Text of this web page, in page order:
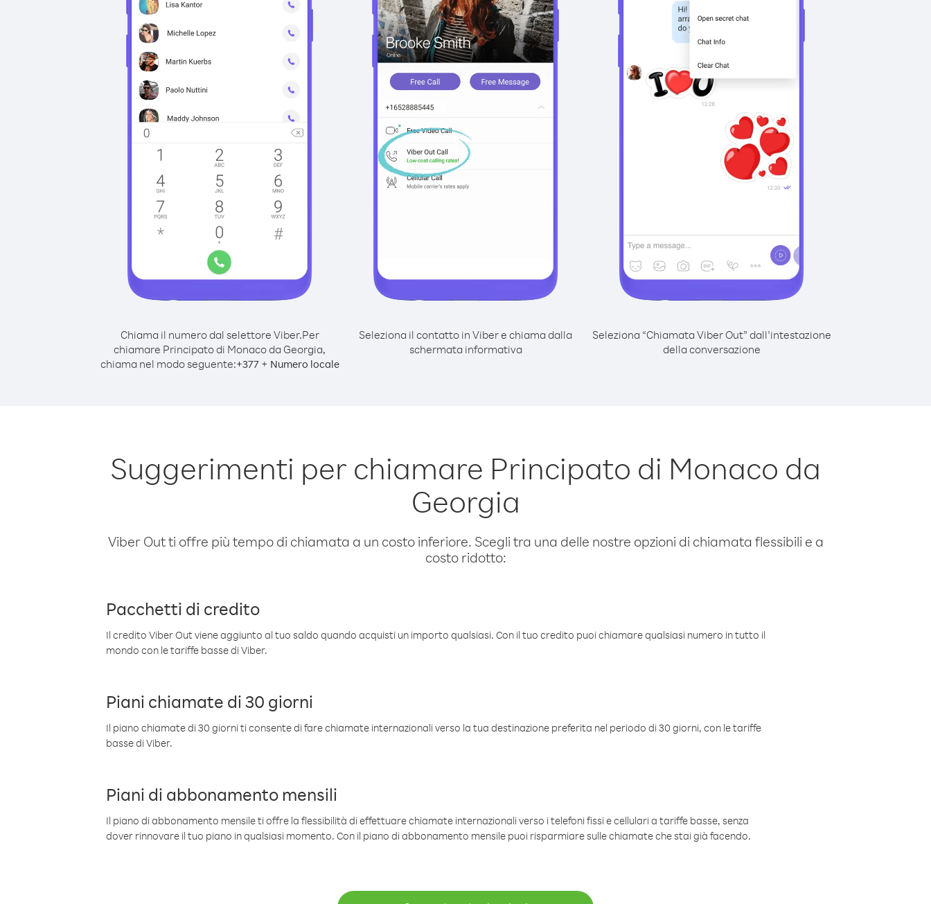
Chiama il numero dal selettore Viber.Per
chiamare Principato di Monaco da Georgia,
chiama nel modo seguente:+377+ Numero locale
Seleziona il contatto in Viber e chiama dalla
schermata informativa
Seleziona “Chiamata Viber Out” dall’intestazione
della conversazione
Suggerimenti per chiamare Principato di Monaco da
Georgia
Viber Out ti offre più tempo di chiamata a un costo inferiore. Scegli tra una delle nostre opzioni di chiamata flessibili e a
costo ridotto:
Pacchetti di credito
Il credito Viber Out viene aggiunto al tuo saldo quando acquisti un importo qualsiasi. Con il tuo credito puoi chiamare qualsiasi numero in tutto il
mondo con le tariffe basse di Viber.
Piani chiamate di 30 giorni
Il piano chiamate di 30 giorni ti consente di fare chiamate internazionali verso la tua destinazione preferita nel periodo di 30 giorni, con le tariffe
basse di Viber.
Piani di abbonamento mensili
Il piano di abbonamento mensile ti offre la flessibilità di effettuare chiamate internazionali verso i telefoni fissi e cellulari a tariffe basse, senza
dover rinnovare il tuo piano in qualsiasi momento. Con il piano di abbonamento mensile puoi risparmiare sulle chiamate che stai già facendo.